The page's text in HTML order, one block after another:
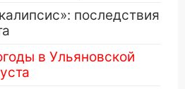
последствия
в Ульяновской